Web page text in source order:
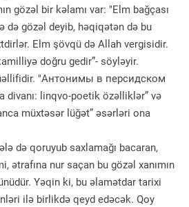
gözəl bir kəlamı var: "Elm bağçası
də gözəl deyib, həqiqətən də bu
Elm şövqü də Allah vergisidir.
doğru gedir”- söyləyir.
"Антонимы в персидском
divanı: linqvo-poetik özəlliklər” və
müxtəsər lüğət” əsərləri ona
də qoruyub saxlamağı bacaran,
ətrafına nur saçan bu gözəl xanımın
Yəqin ki, bu əlamətdar tarixi
ilə birlikdə qeyd edəcək. Qoy